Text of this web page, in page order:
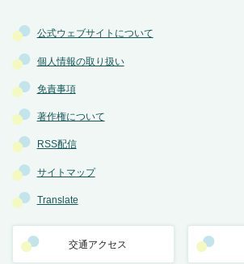
公式ウェブサイトについて
個人情報の取り扱い
免責事項
著作権について
RSS配信
サイトマップ
Translate
交通アクセス